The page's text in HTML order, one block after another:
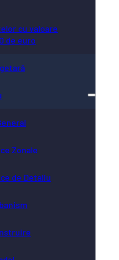
cu valoare
de euro
Zonale
de Detaliu